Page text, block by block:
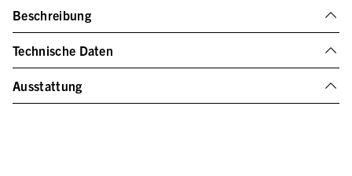
Beschreibung
Technische Daten
Ausstattung